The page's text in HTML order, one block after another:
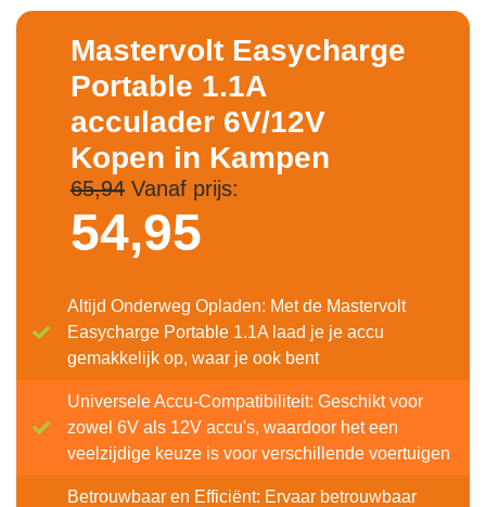
Mastervolt Easycharge
Portable 1.1A
acculader 6V/12V
Kopen in Kampen
65,94Vanaf prijs:
54,95
Altijd Onderweg Opladen: Met de Mastervolt
Easycharge Portable 1.1A laad je je accu
gemakkelijk op, waar je ook bent
Universele Accu-Compatibiliteit: Geschikt voor
zowel 6V als 12V accu's, waardoor het een
veelzijdige keuze is voor verschillende voertuigen
Betrouwbaar en Efficiënt: Ervaar betrouwbaar